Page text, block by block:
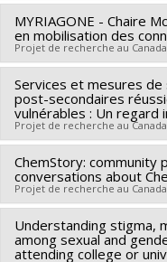
Projet
Éric Dion
Sources de financement
sciences humaines du
Programmes de
Chercheur principal :
Co-chercheurs : Michèle
Haddad,Maryse
Cathy Vaillancourt,
Jonathan Chevrier,
Élyse Caron-Beaudoin
Sources de financement
santé du Canada
Programmes de
Projet
MYRIAGONE - Chaire
en mobilisation des
Projet de recherche au Canada
Chercheur principal :
Katherine Frohlich,
Sources de financement
Programmes de
Recherche. -- Cas
Services et mesures
post-secondaires
vulnérables : Un regard
Projet de recherche au Canada
Chercheur principal :
Co-chercheurs : Michel
Lacourse,Isabelle
Beauregard,Frédéric
Dion
ChemStory: community
conversations about
Projet de recherche au Canada
Chercheur principal :
Co-chercheurs :
Understanding stigma,
among sexual and
attending college or